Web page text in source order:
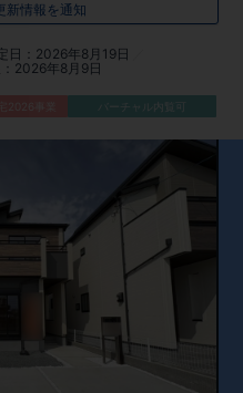
新情報を通知
日
2026年8月19日
2026年8月9日
バーチャル内覧可